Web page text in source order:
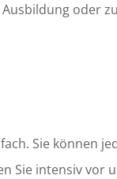
oder
Sie können
Sie intensiv vor